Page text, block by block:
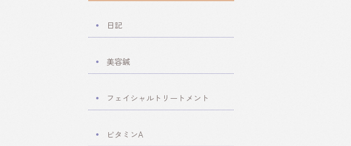
日記
美容鍼
フェイシャルトリートメント
ビタミンA